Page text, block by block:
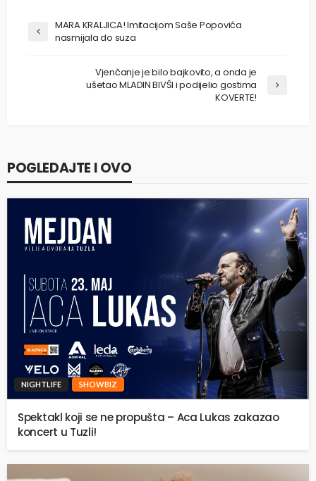
MARA KRALJICA! Imitacijom Saše Popovića
nasmijala do suza
Vjenčanje je bilo bajkovito, a onda je
ušetao MLADIN BIVŠI i podijelio gostima
KOVERTE!
POGLEDAJTE I OVO
NIGHTLIFE SHOWBIZ
Spektakl koji se ne propušta – Aca Lukas zakazao
koncert u Tuzli!